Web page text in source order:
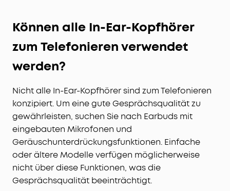
Können alle In-Ear-Kopfhörer
zum Telefonieren verwendet
werden?
Nicht alle In-Ear-Kopfhörer sind zum Telefonieren
konzipiert. Um eine gute Gesprächsqualität zu
gewährleisten, suchen Sie nach Earbuds mit
eingebauten Mikrofonen und
Geräuschunterdrückungsfunktionen. Einfache
oder ältere Modelle verfügen möglicherweise
nicht über diese Funktionen, was die
Gesprächsqualität beeinträchtigt.